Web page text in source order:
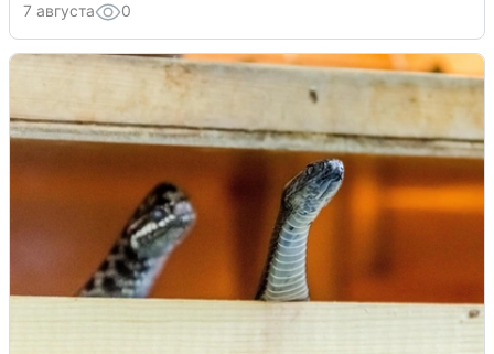
7 августа 0